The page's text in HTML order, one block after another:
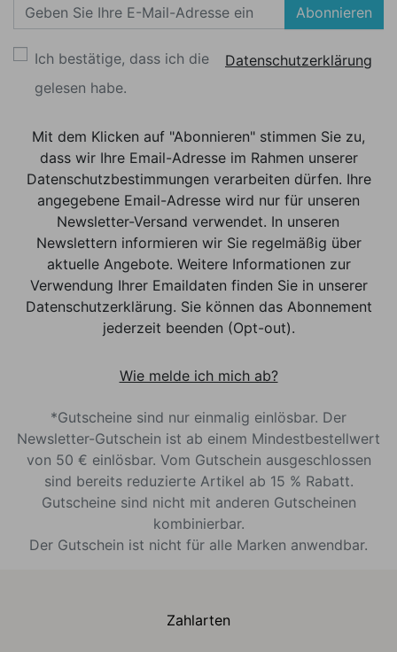
Abonnieren
Ich bestätige, dass ich die
Datenschutzerklärung
gelesen habe.
Mit dem Klicken auf "Abonnieren" stimmen Sie zu,
dass wir Ihre Email-Adresse im Rahmen unserer
Datenschutzbestimmungen verarbeiten dürfen. Ihre
angegebene Email-Adresse wird nur für unseren
Newsletter-Versand verwendet. In unseren
Newslettern informieren wir Sie regelmäßig über
aktuelle Angebote. Weitere Informationen zur
Verwendung Ihrer Emaildaten finden Sie in unserer
Datenschutzerklärung. Sie können das Abonnement
jederzeit beenden (Opt-out).
Wie melde ich mich ab?
*Gutscheine sind nur einmalig einlösbar. Der
Newsletter-Gutschein ist ab einem Mindestbestellwert
von 50 € einlösbar. Vom Gutschein ausgeschlossen
sind bereits reduzierte Artikel ab 15 % Rabatt.
Gutscheine sind nicht mit anderen Gutscheinen
kombinierbar.
Der Gutschein ist nicht für alle Marken anwendbar.
Zahlarten